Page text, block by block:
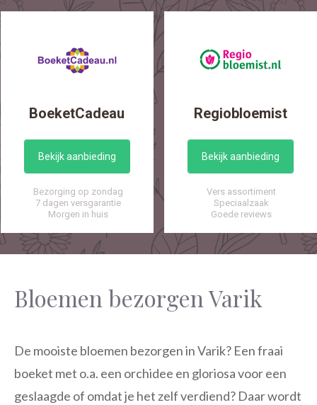
BoeketCadeau
Bekijk aanbieding
Bezorging op zondag
7 dagen versgarantie
Morgen in huis
Regiobloemist
Bekijk aanbieding
Vers assortiment
Speciaalzaak
Goede reviews
Bloemen bezorgen Varik
De mooiste bloemen bezorgen in Varik? Een fraai
boeket met o.a. een orchidee en gloriosa voor een
geslaagde of omdat je het zelf verdiend? Daar wordt